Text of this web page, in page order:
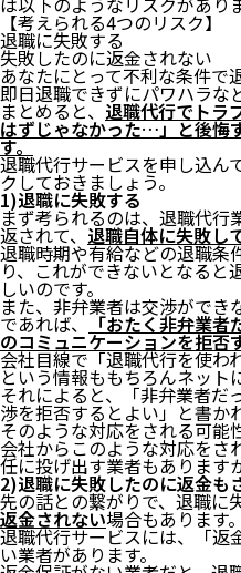
【考えられる4つのリスク】
退職に失敗する
失敗したのに返金されない
あなたにとって不利な条件で
即日退職できずにパワハラな
まとめると、退職代行でトラ
はずじゃなかった…」と後悔
す。
退職代行サービスを申し込ん
クしておきましょう。
1)退職に失敗する
まず考られるのは、 退職代行
返されて、 退職自体に失敗し
退職時期や有給などの退職条
り、これができないとなると
しいのです。
また、非弁業者は交渉ができ
であれば、 「おたく非弁業者
のコミュニケーションを拒否
会社目線で「退職代行を使わ
という情報ももちろんネット
それによると、「非弁業者だ
渉を拒否するとよい」と書か
そのような対応をされる可能
会社からこのような対応をさ
任に投げ出す業者もあります
2)退職に失敗したのに返金も
先の話との繋がりで、退職に
返金されない場合もあります
退職代行サービスには、「返
い業者があります。